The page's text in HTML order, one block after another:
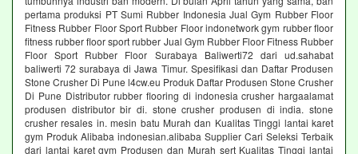
pertama produksi PT Sumi Rubber Indonesia Jual Gym Rubber Floor
Fitness Rubber Floor Sport Rubber Floor indonetwork gym rubber floor
fitness rubber floor sport rubber Jual Gym Rubber Floor Fitness Rubber
Floor Sport Rubber Floor Surabaya Baliwerti72 dari ud.sahabat
baliwerti 72 surabaya di Jawa Timur. Spesifikasi dan Daftar Produsen
Stone Crusher Di Pune l4cw.eu Produk Daftar Produsen Stone Crusher
Di Pune Distributor rubber flooring di indonesia crusher hargaalamat
produsen distributor bir di. stone crusher produsen di india. stone
crusher resales in. mesin batu Murah dan Kualitas Tinggi lantai karet
gym Produk Alibaba indonesian.alibaba Supplier Cari Seleksi Terbaik
dari lantai karet gym Produsen dan Murah sert Kualitas Tinggi lantai